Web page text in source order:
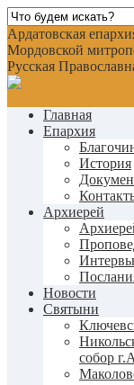
Ардатовская
Мордовской
Русская
Главная
Епархия
История
Архиерей
Новости
Святыни
собор